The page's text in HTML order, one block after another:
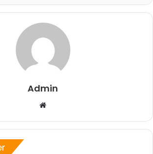
Admin
Web